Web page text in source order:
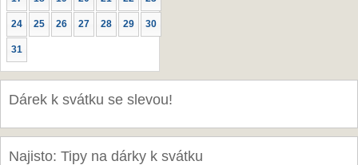
24 25 26 27 28 29 30
31
Dárek k svátku se slevou!
Najisto: Tipy na dárky k svátku